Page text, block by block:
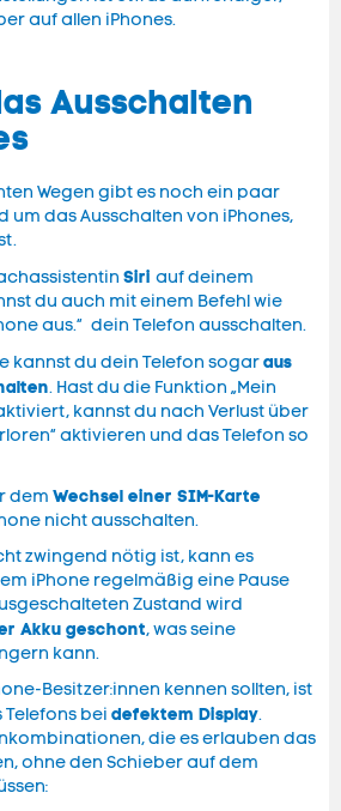
auf allen iPhones.
Ausschalten
Wegen gibt es noch ein paar
um das Ausschalten von iPhones,
Siri auf deinem
du auch mit einem Befehl wie
aus.“ dein Telefon ausschalten.
kannst du dein Telefon sogaraus
. Hast du die Funktion „Mein
kannst du nach Verlust über
aktivieren und das Telefon so
dem Wechsel einer SIM-Karte
nicht ausschalten.
zwingend nötig ist, kann es
iPhone regelmäßig eine Pause
Zustand wird
Akku geschont, was seine
kann.
Besitzer:innen kennen sollten, ist
bei defektem Display.
die es erlauben das
ohne den Schieber auf dem